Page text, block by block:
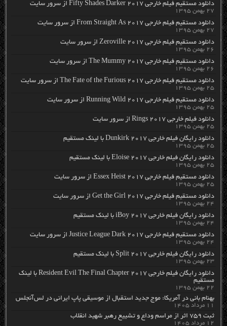
دانلود مستقیم فیلم خارجی Fifty Shades Darker 2017 از سرور سایت
۲۷ بهمن ۱۳۹۵
دانلود مستقیم فیلم خارجی From Straight As 2017 از سرور سایت
۲۷ بهمن ۱۳۹۵
دانلود مستقیم فیلم خارجی Zeroville 2017 از سرور سایت
۲۶ بهمن ۱۳۹۵
دانلود مستقیم فیلم خارجی The Mummy 2017 از سرور سایت
۲۶ بهمن ۱۳۹۵
دانلود مستقیم فیلم خارجی The Fate of the Furious 2017 از سرور سایت
۲۵ بهمن ۱۳۹۵
دانلود مستقیم فیلم خارجی Running Wild 2017 از سرور سایت
۲۵ بهمن ۱۳۹۵
دانلود فیلم خارجی Rings 2017 از سرور سایت
۲۵ بهمن ۱۳۹۵
دانلود رایگان فیلم خارجی Dunkirk 2017 با لینک مستقیم
۲۵ بهمن ۱۳۹۵
دانلود رایگان فیلم خارجی Eloise 2017 با لینک مستقیم
۲۵ بهمن ۱۳۹۵
دانلود مستقیم فیلم خارجی Essex Heist 2017 از سرور سایت
۲۵ بهمن ۱۳۹۵
دانلود مستقیم فیلم خارجی Get the Girl 2017 از سرور سایت
۲۴ بهمن ۱۳۹۵
دانلود رایگان فیلم خارجی iBoy 2017 با لینک مستقیم
۲۴ بهمن ۱۳۹۵
دانلود مستقیم فیلم خارجی Justice League Dark 2017 از سرور سایت
۲۴ بهمن ۱۳۹۵
دانلود رایگان فیلم خارجی Split 2017 با لینک مستقیم
۲۳ بهمن ۱۳۹۵
دانلود رایگان فیلم خارجی Resident Evil The Final Chapter 2017 با لینک
مستقیم
۲۲ بهمن ۱۳۹۵
بهنام بانی در آمریکا: موج جدید استقبال از موسیقی پاپ ایرانی در لس‌آنجلس
۱۱ مرداد ۱۴۰۵
ثبت ۷۵۹ اثر از مراسم وداع و تشییع رهبر شهید انقلاب
۱۲ مرداد ۱۴۰۵